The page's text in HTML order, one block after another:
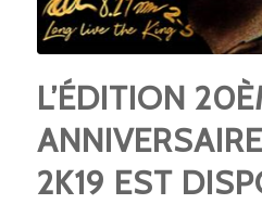
L’ÉDITION
2K19 EST